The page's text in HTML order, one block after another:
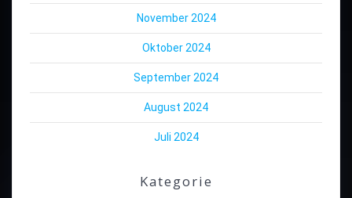
November 2024
Oktober 2024
September 2024
August 2024
Juli 2024
Kategorie